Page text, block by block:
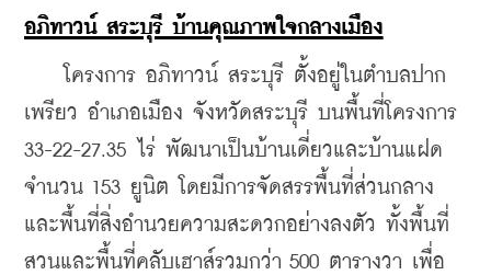
อภิทาวน์ สระบุรี บ้านคุณภาพใจกลางเมือง
โครงการ อภิทาวน์ สระบุรี ตั้งอยู่ในตำบลปาก
เพรียว อำเภอเมือง จังหวัดสระบุรี บนพื้นที่โครงการ
33-22-27.35 ไร่ พัฒนาเป็นบ้านเดี่ยวและบ้านแฝด
จำนวน 153 ยูนิต โดยมีการจัดสรรพื้นที่ส่วนกลาง
และพื้นที่สิ่งอำนวยความสะดวกอย่างลงตัว ทั้งพื้นที่
สวนและพื้นที่คลับเฮาส์รวมกว่า 500 ตารางวา เพื่อ